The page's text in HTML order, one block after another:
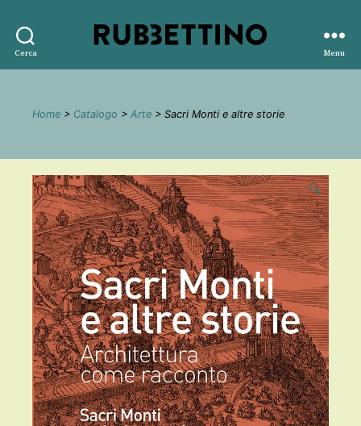
Cerca
editore
Menu
Home > Catalogo > Arte > Sacri Monti e altre storie
🔍